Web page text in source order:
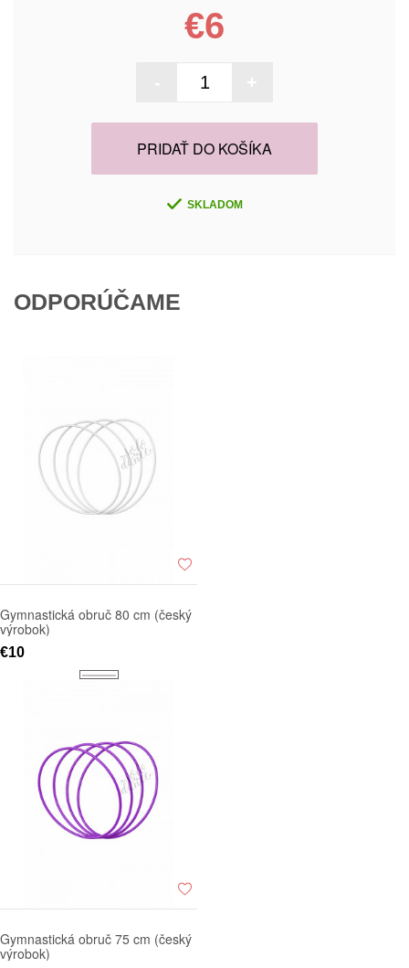
€6
PRIDAŤ DO KOŠÍKA
SKLADOM
ODPORÚČAME
Gymnastická obruč 80 cm (český
výrobok)
€10
Gymnastická obruč 75 cm (český
výrobok)